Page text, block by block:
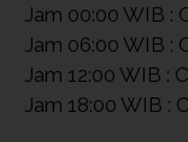
Jam 00:00 WIB :
Jam 06:00 WIB :
Jam 12:00 WIB :
Jam 18:00 WIB :